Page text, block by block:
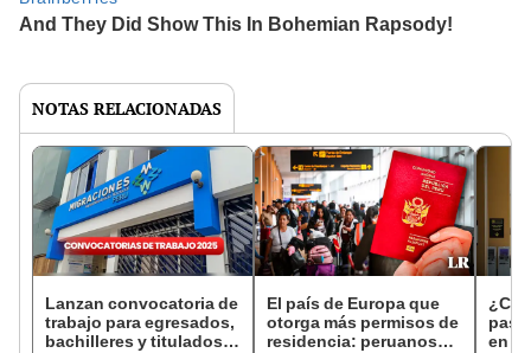
NOTAS RELACIONADAS
Lanzan convocatoria de
trabajo para egresados,
bachilleres y titulados:
El país de Europa que
otorga más permisos de
residencia: peruanos
en